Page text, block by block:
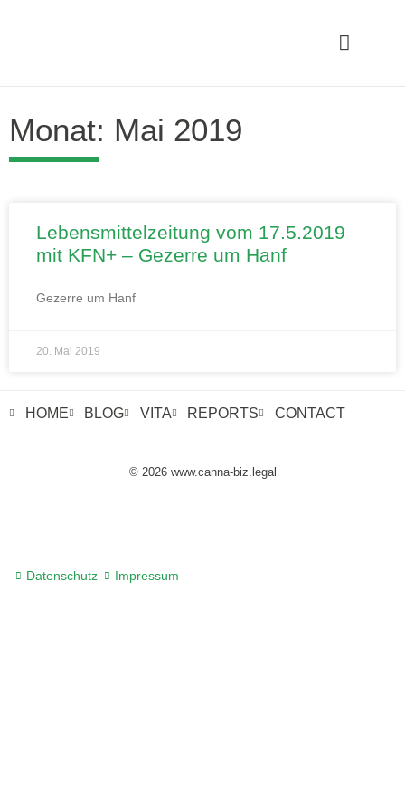
Monat: Mai 2019
Lebensmittelzeitung vom 17.5.2019
mit KFN+ – Gezerre um Hanf
Gezerre um Hanf
20. Mai 2019
HOME BLOG VITA REPORTS CONTACT
© 2026 www.canna-biz.legal
Datenschutz Impressum